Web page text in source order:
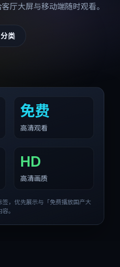
厅大屏与移动端随时观看。
类
免费
高清观看
HD
高清画质
签，优先展示与「免费播放国产大
。